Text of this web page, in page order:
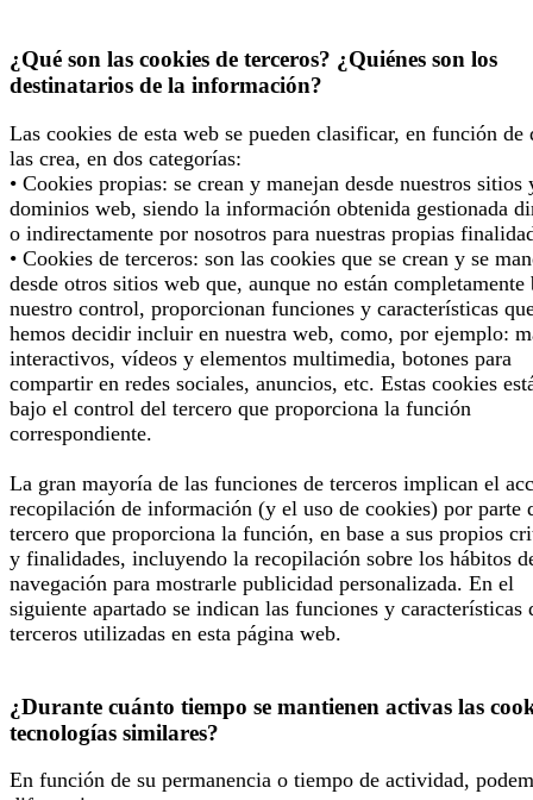
¿Qué son las cookies de terceros? ¿Quiénes son los
destinatarios de la información?
Las cookies de esta web se pueden clasificar, en función de
las crea, en dos categorías:
• Cookies propias: se crean y manejan desde nuestros sitios
dominios web, siendo la información obtenida gestionada
o indirectamente por nosotros para nuestras propias
• Cookies de terceros: son las cookies que se crean y se
desde otros sitios web que, aunque no están completamente
nuestro control, proporcionan funciones y características
hemos decidir incluir en nuestra web, como, por ejemplo:
interactivos, vídeos y elementos multimedia, botones para
compartir en redes sociales, anuncios, etc. Estas cookies
bajo el control del tercero que proporciona la función
correspondiente.
La gran mayoría de las funciones de terceros implican el
recopilación de información (y el uso de cookies) por parte
tercero que proporciona la función, en base a sus propios
y finalidades, incluyendo la recopilación sobre los hábitos
navegación para mostrarle publicidad personalizada. En el
siguiente apartado se indican las funciones y características
terceros utilizadas en esta página web.
¿Durante cuánto tiempo se mantienen activas las
tecnologías similares?
En función de su permanencia o tiempo de actividad,